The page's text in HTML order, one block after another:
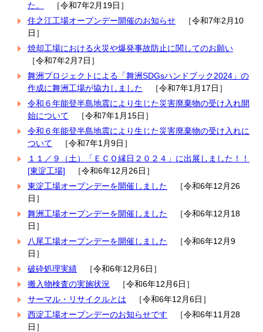
た。
［令和7年2月19日］
住之江工場オープンデー開催のお知らせ ［令和7年2月10
日］
焼却工場における火災や爆発事故防止に関してのお願い
［令和7年2月7日］
舞洲プロジェクトによる「舞洲SDGsハンドブック2024」の
作成に舞洲工場が協力しました ［令和7年1月17日］
令和６年能登半島地震により生じた災害廃棄物の受け入れ開
始について ［令和7年1月15日］
令和６年能登半島地震により生じた災害廃棄物の受け入れに
ついて ［令和7年1月9日］
１１／９（土）「ＥＣＯ縁日２０２４」に出展しました！！
[東淀工場] ［令和6年12月26日］
東淀工場オープンデーを開催しました ［令和6年12月26
日］
舞洲工場オープンデーを開催しました ［令和6年12月18
日］
八尾工場オープンデーを開催しました ［令和6年12月9
日］
破砕処理実績 ［令和6年12月6日］
搬入物検査の実施状況
［令和6年12月6日］
サーマル・リサイクルとは ［令和6年12月6日］
西淀工場オープンデーのお知らせです ［令和6年11月28
日］